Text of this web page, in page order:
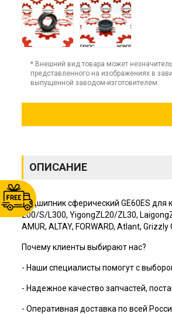
* Внешний вид товара может
представленного на изображениях в
выпущенной заводом-изготовителем.
ОПИСАНИЕ
Подшипник сферический GE60ES для
200/S/L300, YigongZL20/ZL30,
AMUR, ALTAY, FORWARD, Atlant,
Почему клиенты выбирают нас?
- Наши специалисты помогут с
- Надежное качество запчастей,
- Оперативная доставка по всей